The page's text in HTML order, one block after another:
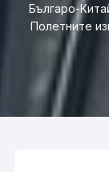
Българо-
Полетните